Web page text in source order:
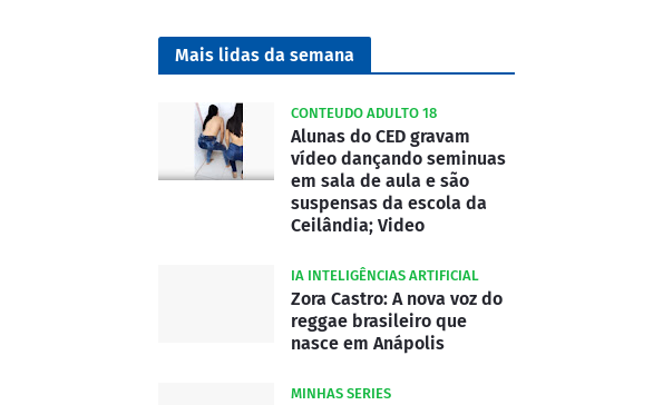
Mais lidas da semana
CONTEUDO ADULTO 18
Alunas do CED gravam
vídeo dançando seminuas
em sala de aula e são
suspensas da escola da
Ceilândia; Video
IA INTELIGÊNCIAS ARTIFICIAL
Zora Castro: A nova voz do
reggae brasileiro que
nasce em Anápolis
MINHAS SERIES